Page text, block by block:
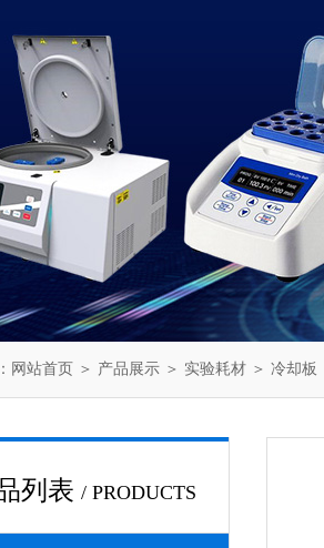
网站首页 ＞ 产品展示 ＞ 实验耗材 ＞ 冷却板
列表 / PRODUCTS